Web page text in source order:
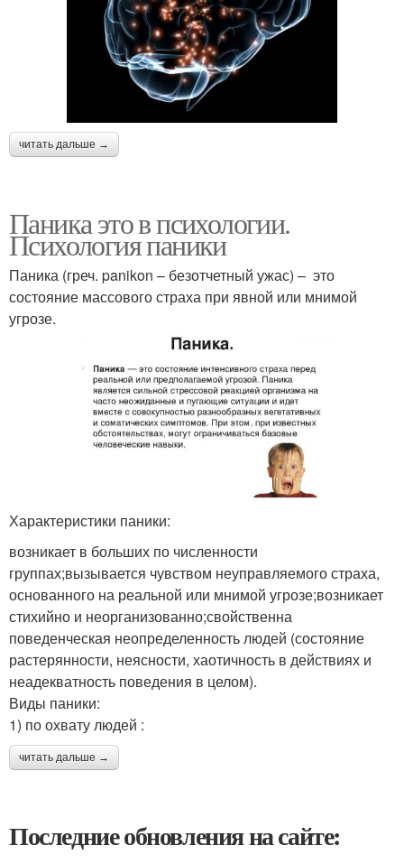
читать дальше →
Паника это в психологии.
Психология паники
Паника (греч. panikon – безотчетный ужас) – это
состояние массового страха при явной или мнимой
угрозе.
Характеристики паники:
возникает в больших по численности
группах;вызывается чувством неуправляемого страха,
основанного на реальной или мнимой угрозе;возникает
стихийно и неорганизованно;свойственна
поведенческая неопределенность людей (состояние
растерянности, неясности, хаотичность в действиях и
неадекватность поведения в целом).
Виды паники:
1) по охвату людей :
читать дальше →
Последние обновления на сайте: